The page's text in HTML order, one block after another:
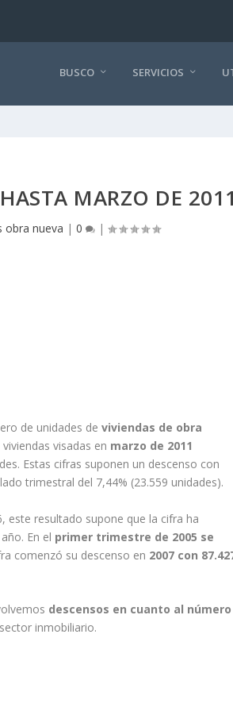
BUSCO SERVICIOS
MARZO DE
obra nueva |0 |
de unidades deviviendas de obra
visadas en marzo de 2011
Estas cifras suponen un descenso con
trimestral del 7,44% (23.559 unidades).
este resultado supone que la cifra ha
En el primer trimestre de 2005 se
comenzó su descenso en 2007 con
descensos en cuanto al número
inmobiliario.